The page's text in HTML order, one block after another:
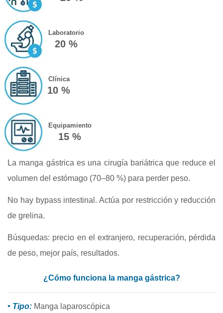
Laboratorio
20 %
Clínica
10 %
Equipamiento
15 %
La manga gástrica es una cirugía bariátrica que reduce el
volumen del estómago (70–80 %) para perder peso.
No hay bypass intestinal. Actúa por restricción y reducción
de grelina.
Búsquedas: precio en el extranjero, recuperación, pérdida
de peso, mejor país, resultados.
¿Cómo funciona la manga gástrica?
• Tipo: Manga laparoscópica